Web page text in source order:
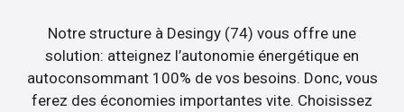
Notre structure à Desingy (74) vous offre une
solution: atteignez l’autonomie énergétique en
autoconsommant 100% de vos besoins. Donc, vous
ferez des économies importantes vite. Choisissez